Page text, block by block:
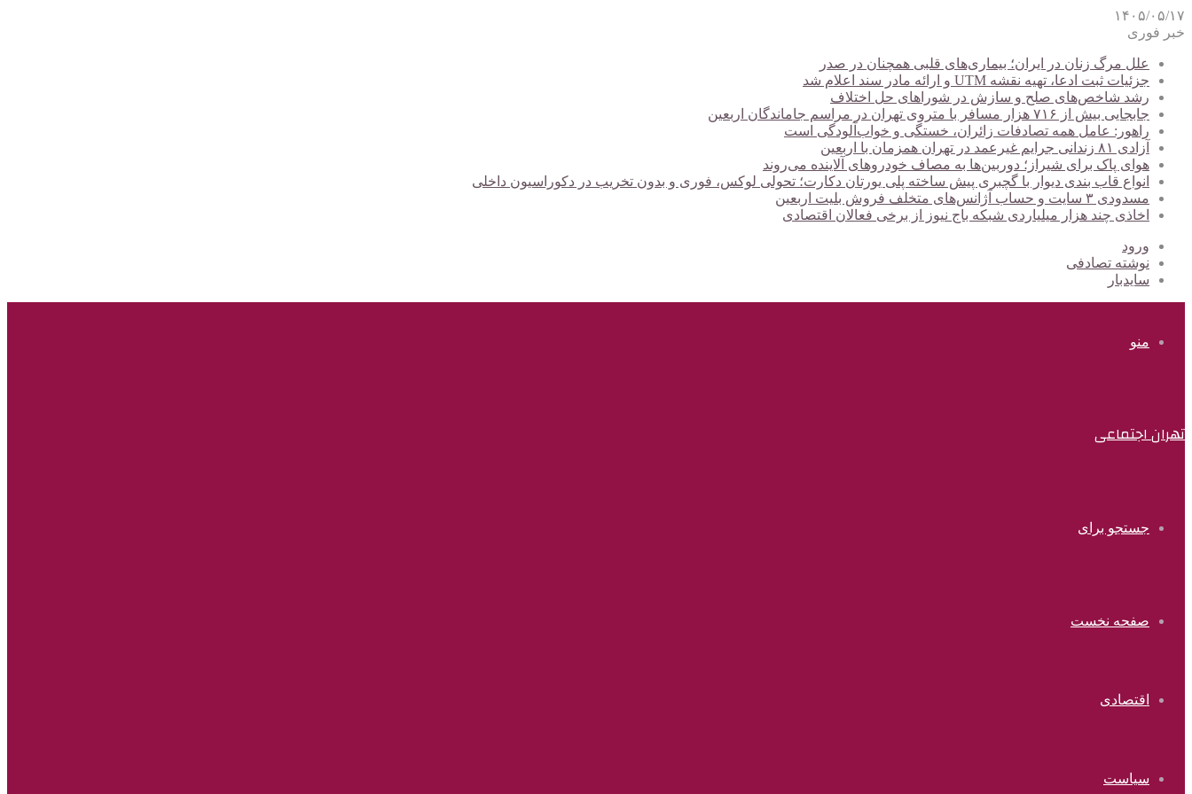
۱۴۰۵/۰۵/۱۷
خبر فوری
علل مرگ زنان در ایران؛ بیماری‌های قلبی همچنان در صدر
جزئیات ثبت ادعا، تهیه نقشه UTM و ارائه مادر سند اعلام شد
رشد شاخص‌های صلح و سازش در شوراهای حل اختلاف
جابجایی بیش از ۷۱۶ هزار مسافر با متروی تهران در مراسم جاماندگان اربعین
راهور: عامل همه تصادفات زائران، خستگی و خواب‌آلودگی است
آزادی ۸۱ زندانی جرایم غیرعمد در تهران همزمان با اربعین
هوای پاک برای شیراز؛ دوربین‌ها به مصاف خودروهای آلاینده می‌روند
انواع قاب بندی دیوار با گچبری پیش ساخته پلی یورتان دکارت؛ تحولی لوکس، فوری و بدون تخریب در دکوراسیون داخلی
مسدودی ۳ سایت و حساب آژانس‌های متخلف فروش بلیت اربعین
اخاذی چند هزار میلیاردی شبکه باج نیوز از برخی فعالان اقتصادی
ورود
نوشته تصادفی
سایدبار
منو
تهران اجتماعی
جستجو برای
صفحه نخست
اقتصادی
سیاست